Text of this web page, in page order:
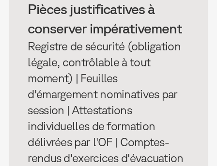
Pièces justificatives à
conserver impérativement
Registre de sécurité (obligation
légale, contrôlable à tout
moment) | Feuilles
d'émargement nominatives par
session | Attestations
individuelles de formation
délivrées par l'OF | Comptes-
rendus d'exercices d'évacuation